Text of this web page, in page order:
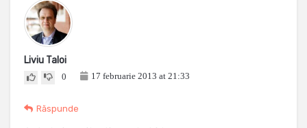
Liviu Taloi
0 17 februarie 2013 at 21:33
Răspunde